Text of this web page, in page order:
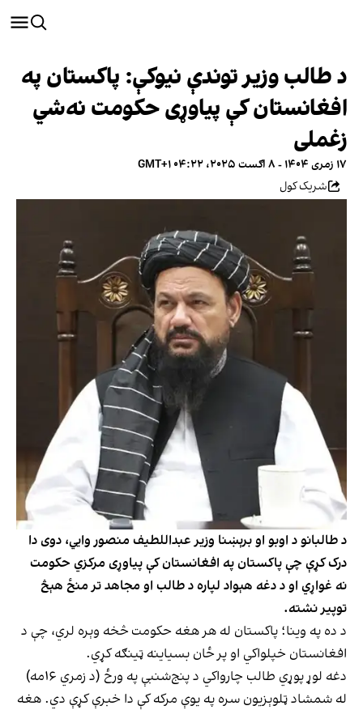
د طالب وزیر توندې نیوکې: پاکستان په
افغانستان کې پیاوړی حکومت نه‌شي
زغملی
۱۷ زمری ۱۴۰۴ - ۸ اګست ۲۰۲۵، ۰۴:۲۲ GMT+۱
شریک کول
د طالبانو د اوبو او برېښنا وزیر عبداللطیف منصور وایي، دوی دا
درک کړې چې پاکستان په افغانستان کې پیاوړی مرکزي حکومت
نه غواړي او د دغه هېواد لپاره د طالب او مجاهد تر منځ هېڅ
توپیر نشته.
د ده په وینا؛ پاکستان له هر هغه حکومت څخه وېره لري، چې د
افغانستان خپلواکي او پر ځان بسیاينه ټینګه کړي.
دغه لوړ پوړي طالب چارواکي د‌ پنج‌شنبې په ورځ (د زمري ۱۶مه)
له شمشاد ټلوېزیون سره په یوې مرکه کې دا خبرې کړې دي. هغه